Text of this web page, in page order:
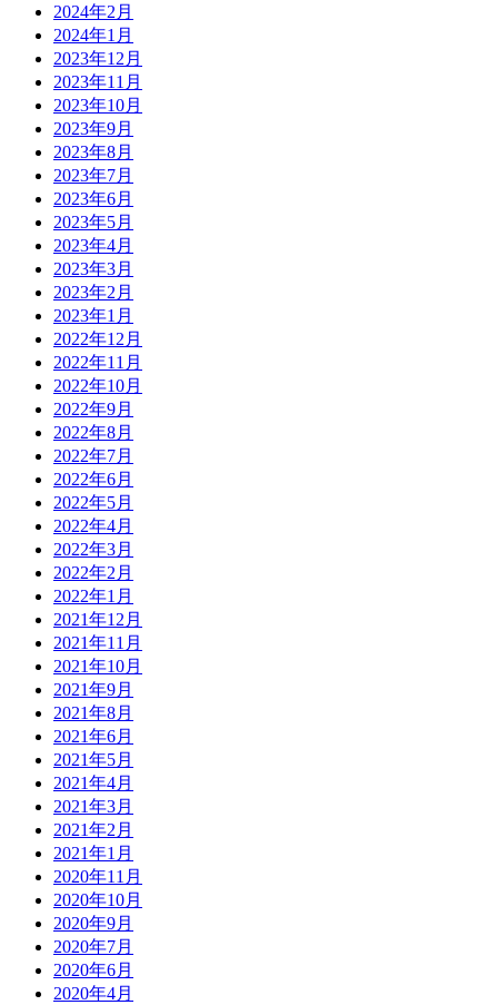
2024年2月
2024年1月
2023年12月
2023年11月
2023年10月
2023年9月
2023年8月
2023年7月
2023年6月
2023年5月
2023年4月
2023年3月
2023年2月
2023年1月
2022年12月
2022年11月
2022年10月
2022年9月
2022年8月
2022年7月
2022年6月
2022年5月
2022年4月
2022年3月
2022年2月
2022年1月
2021年12月
2021年11月
2021年10月
2021年9月
2021年8月
2021年6月
2021年5月
2021年4月
2021年3月
2021年2月
2021年1月
2020年11月
2020年10月
2020年9月
2020年7月
2020年6月
2020年4月